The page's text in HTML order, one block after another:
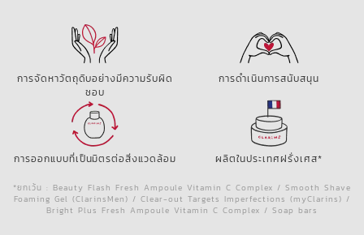
การจัดหาวัตถุดิบอย่างมีความรับผิด
ชอบ
การดำเนินการสนับสนุน
การออกแบบที่เป็นมิตรต่อสิ่งแวดล้อม ผลิตในประเทศฝรั่งเศส*
*ยกเว้น : Beauty Flash Fresh Ampoule Vitamin C Complex / Smooth Shave
Foaming Gel (ClarinsMen) / Clear-out Targets Imperfections (myClarins) /
Bright Plus Fresh Ampoule Vitamin C Complex / Soap bars